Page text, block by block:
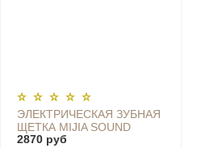
ЭЛЕКТРИЧЕСКАЯ ЗУБНАЯ
ЩЕТКА MIJIA SOUND
WAVE ELECTRIC
2870 руб